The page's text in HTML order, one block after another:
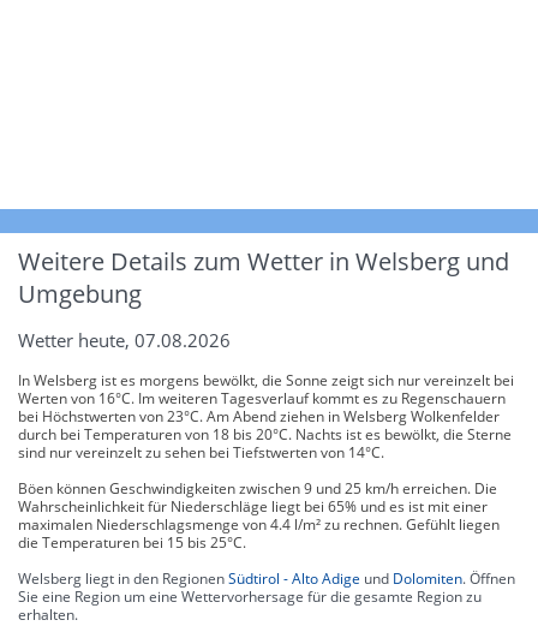
Weitere Details zum Wetter in Welsberg und
Umgebung
Wetter heute, 07.08.2026
In Welsberg ist es morgens bewölkt, die Sonne zeigt sich nur vereinzelt bei
Werten von 16°C. Im weiteren Tagesverlauf kommt es zu Regenschauern
bei Höchstwerten von 23°C. Am Abend ziehen in Welsberg Wolkenfelder
durch bei Temperaturen von 18 bis 20°C. Nachts ist es bewölkt, die Sterne
sind nur vereinzelt zu sehen bei Tiefstwerten von 14°C.
Böen können Geschwindigkeiten zwischen 9 und 25 km/h erreichen. Die
Wahrscheinlichkeit für Niederschläge liegt bei 65% und es ist mit einer
maximalen Niederschlagsmenge von 4.4 l/m² zu rechnen. Gefühlt liegen
die Temperaturen bei 15 bis 25°C.
Welsberg liegt in den RegionenSüdtirol - Alto Adige und Dolomiten. Öffnen
Sie eine Region um eine Wettervorhersage für die gesamte Region zu
erhalten.